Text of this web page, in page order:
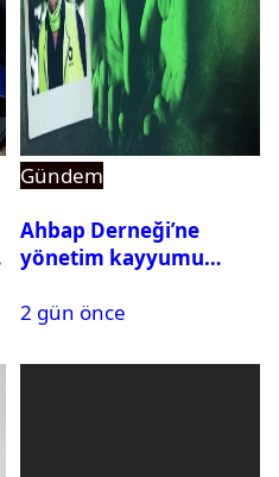
Gündem
Ahbap Derneği’ne
yönetim kayyumu
açıldı
2 gün önce